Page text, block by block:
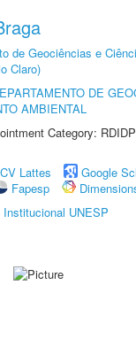
de Geociências e
Claro)
DE
AMBIENTAL
Category:
CV Lattes
Google
Fapesp
Institucional UNESP